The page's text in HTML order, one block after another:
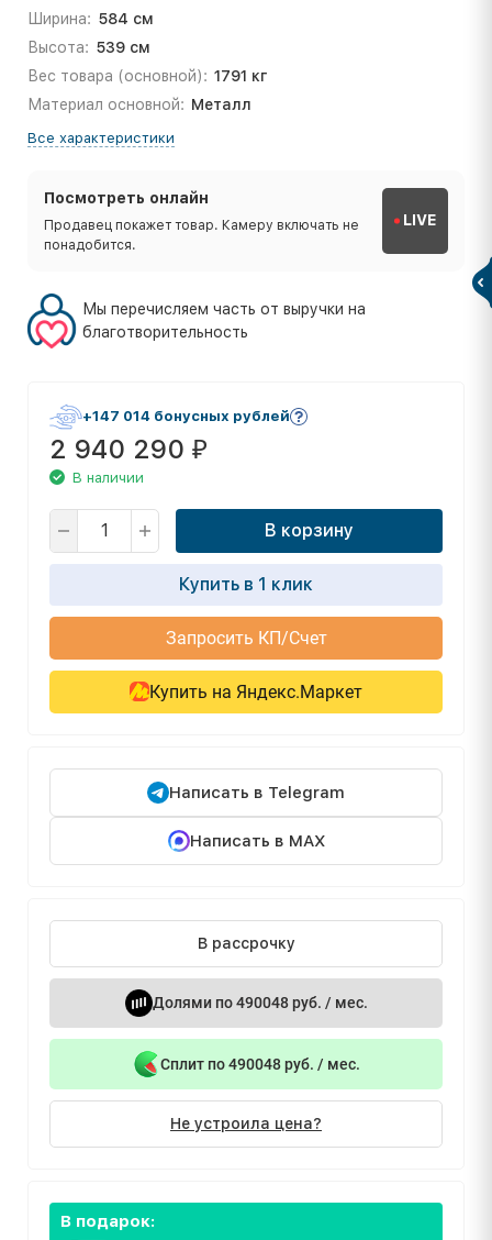
Ширина: 584 см
Высота: 539 см
Вес товара (основной): 1791 кг
Материал основной: Металл
Все характеристики
Посмотреть онлайн
Продавец покажет товар. Камеру включать не
понадобится.
LIVE
Мы перечисляем часть от выручки на
благотворительность
+147 014 бонусных рублей
2 940 290 ₽
В наличии
В корзину
Купить в 1 клик
Запросить КП/Счет
Купить на Яндекс.Маркет
Написать в Telegram
Написать в MAX
В рассрочку
Долями по 490048 руб. / мес.
Сплит по 490048 руб. / мес.
Не устроила цена?
В подарок: